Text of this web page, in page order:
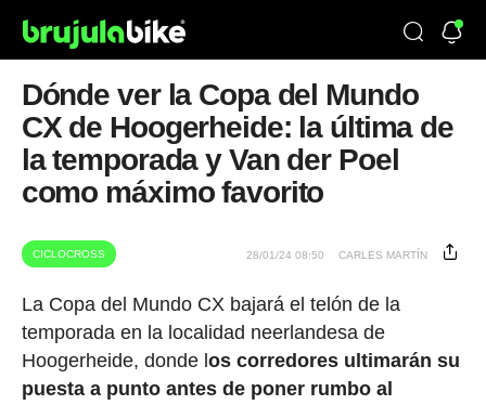
Dónde ver la Copa del Mundo
CX de Hoogerheide: la última de
la temporada y Van der Poel
como máximo favorito
CICLOCROSS 28/01/24 08:50 CARLES MARTÍN
La Copa del Mundo CX bajará el telón de la
temporada en la localidad neerlandesa de
Hoogerheide, donde l os corredores ultimarán su
puesta a punto antes de poner rumbo al